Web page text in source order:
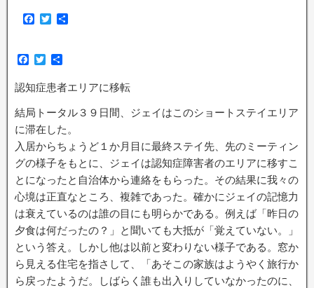
F
e
b
o
T
t
t
r
F
c
e
o
o
k
T
t
e
r
認知症患者エリアに移転
結局トータル３９日間、ジェイはこのショートステイエリア
に滞在した。
入居からちょうど１か月目に最終ステイ先、先のミーティン
グの様子をもとに、ジェイは認知症障害者のエリアに移すこ
とになったと自治体から連絡をもらった。その結果に我々の
心境は正直なところ、複雑であった。確かにジェイの記憶力
は衰えているのは誰の目にも明らかである。例えば「昨日の
夕食は何だったの？」と聞いても大抵が「覚えていない。」
という答え。しかし他は以前と変わりない様子である。窓か
ら見える住宅を指さして、「あそこの家族はようやく旅行か
ら戻ったようだ。しばらく誰も出入りしていなかったのに、